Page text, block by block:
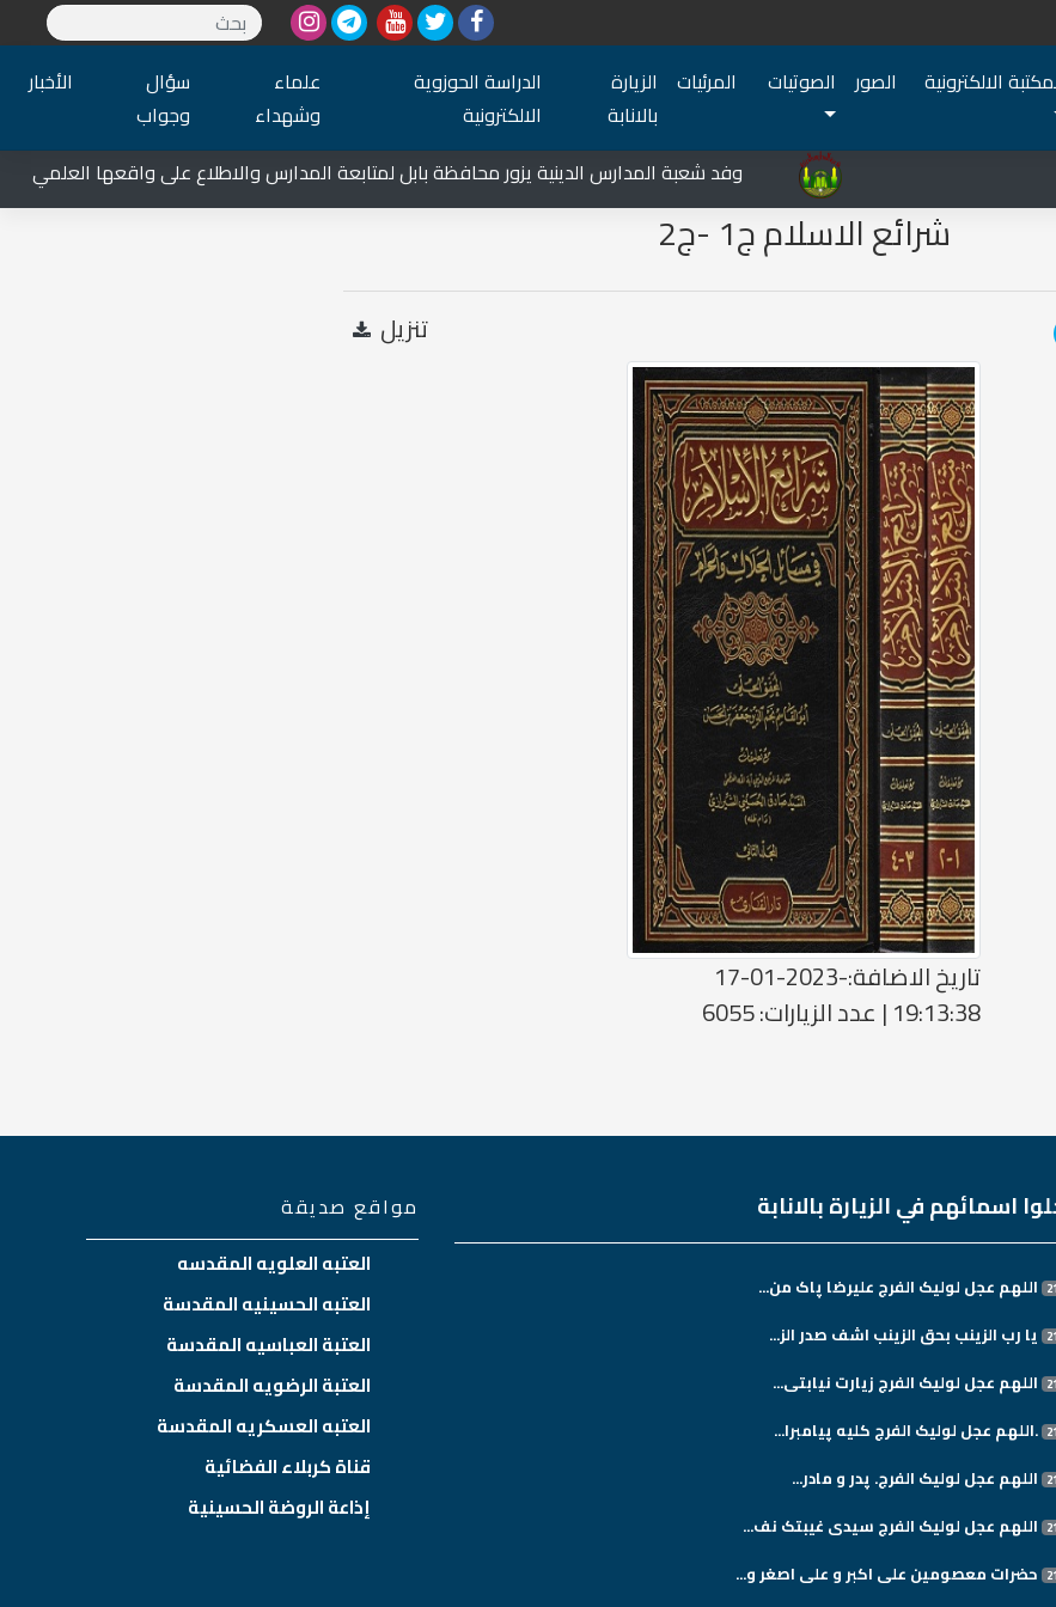
الالكترونية الصور الصوتيات المرئيات الزيارة
بالانابة
الدراسة الحوزوية
الالكترونية
علماء
وشهداء
سؤال
وجواب
الأخبار
وفد شعبة المدارس الدينية يزور محافظة بابل لمتابعة المدارس والاطلاع على واقعها العلمي
شرائع الاسلام ج1 -ج2
تنزيل
تاريخ الاضافة:-2023-01-17
19:13:38 | عدد الزيارات: 6055
اسمائهم في الزيارة بالانابة
اللهم عجل لولیک الفرج علیرضا پاک من...
یا رب الزینب بحق الزینب اشف صدر الز...
اللهم عجل لولیک الفرج زیارت نیابتی...
.اللهم عجل لولیک الفرج کلیه پیامبرا...
اللهم عجل لولیک الفرج. پدر و مادر...
اللهم عجل لولیک الفرج سیدی غیبتک نف...
حضرات معصومین علی اکبر و علی اصغر و...
مواقع صديقة
العتبه العلويه المقدسه
العتبه الحسينيه المقدسة
العتبة العباسيه المقدسة
العتبة الرضويه المقدسة
العتبه العسكريه المقدسة
قناة كربلاء الفضائية
إذاعة الروضة الحسينية